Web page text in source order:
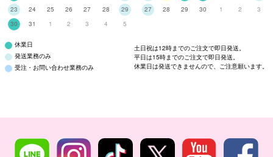
23
24 25 26 27 28
29
30
31 1 2 3 4 5
27
28 29 30 1 2 3
休業日
発送業務のみ
受注・お問い合わせ業務のみ
土日祝は12時までのご注文で即日発送。
平日は15時までのご注文で即日発送。
休業日は発送できませんので、ご注意願います。